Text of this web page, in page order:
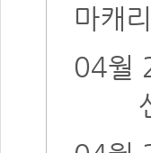
마캐
04월